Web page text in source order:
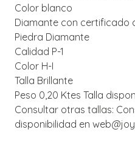
Color blanco
Diamante con certificado
Piedra Diamante
Calidad P-1
Color H-I
Talla Brillante
Peso 0,20 Ktes Talla
Consultar otras tallas:
disponibilidad en